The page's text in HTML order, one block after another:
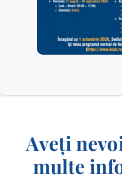
Aveți
multe